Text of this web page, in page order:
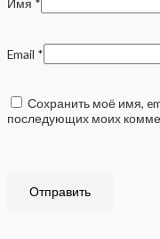
Имя *
Email *
Сохранить моё имя,
последующих моих